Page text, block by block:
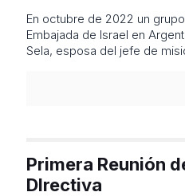
En octubre de 2022 un
Embajada de Israel en
Sela, esposa del jefe de
Primera Reunión
DIrectiva